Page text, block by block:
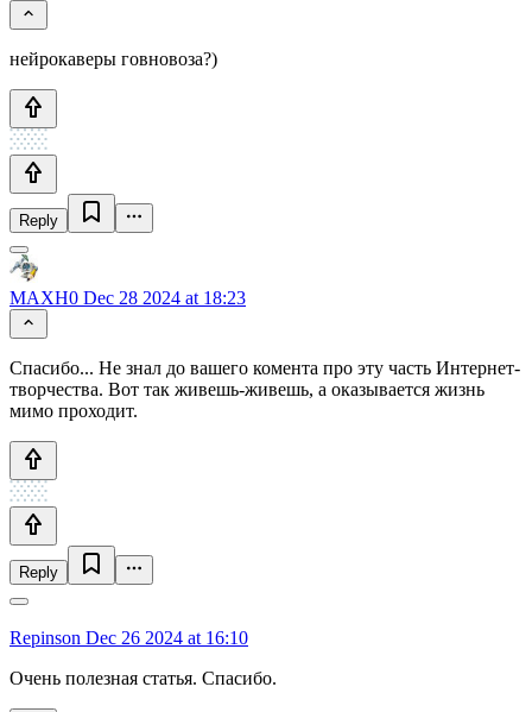
нейрокаверы говновоза?)
Reply
MAXH0 Dec 28 2024 at 18:23
Спасибо... Не знал до вашего комента про эту часть Интернет-
творчества. Вот так живешь-живешь, а оказывается жизнь
мимо проходит.
Reply
Repinson Dec 26 2024 at 16:10
Очень полезная статья. Спасибо.